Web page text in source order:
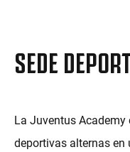
SEDE
La Juventus
deportivas alternas en